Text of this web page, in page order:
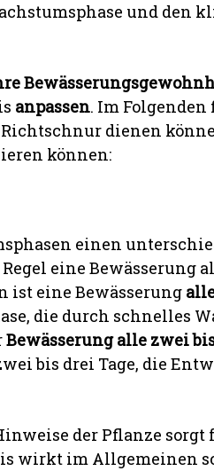
und den
anpassen. Im Folgenden
dienen
können:
einen
eine Bewässerung
ist eine Bewässerung
die durch schnelles
Bewässerung alle zwei
bis drei Tage, die
der Pflanze sorgt
wirkt im Allgemeinen